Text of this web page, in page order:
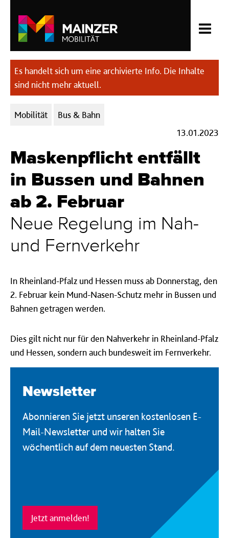
Es handelt sich um eine archivierte Info. Die Inhalte
sind nicht mehr aktuell.
Kategorien:
Mobilität
Bus & Bahn
13.01.2023
Maskenpflicht entfällt
in Bussen und Bahnen
ab 2. Februar
Neue Regelung im Nah-
und Fernverkehr
In Rheinland-Pfalz und Hessen muss ab Donnerstag, den
2. Februar kein Mund-Nasen-Schutz mehr in Bussen und
Bahnen getragen werden.
Dies gilt nicht nur für den Nahverkehr in Rheinland-Pfalz
und Hessen, sondern auch bundesweit im Fernverkehr.
Newsletter
Abonnieren Sie jetzt unseren kostenlosen E-
Mail-Newsletter und wir halten Sie
wöchentlich auf dem neuesten Stand.
Jetzt anmelden!